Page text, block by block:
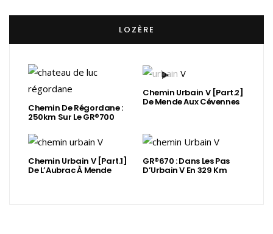
LOZÈRE
Chemin De Régordane :
250km Sur Le GR®700
Chemin Urbain V [Part.2]
De Mende Aux Cévennes
Chemin Urbain V [Part.1]
De L’Aubrac À Mende
GR®670 : Dans Les Pas
D’Urbain V En 329 Km